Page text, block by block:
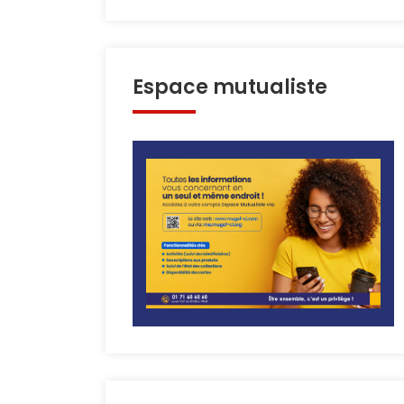
Espace mutualiste